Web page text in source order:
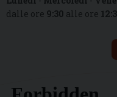
dalle ore 9:30 alle ore